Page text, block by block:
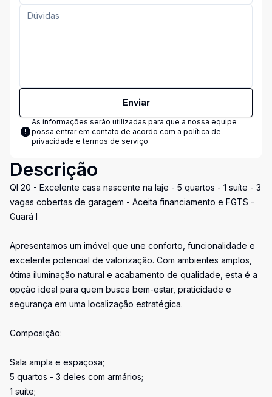
Enviar
As informações serão utilizadas para que a nossa equipe
possa entrar em contato de acordo com a política de
privacidade e termos de serviço
Descrição
QI 20 - Excelente casa nascente na laje - 5 quartos - 1 suíte - 3
vagas cobertas de garagem - Aceita financiamento e FGTS -
Guará I
Apresentamos um imóvel que une conforto, funcionalidade e
excelente potencial de valorização. Com ambientes amplos,
ótima iluminação natural e acabamento de qualidade, esta é a
opção ideal para quem busca bem-estar, praticidade e
segurança em uma localização estratégica.
Composição:
Sala ampla e espaçosa;
5 quartos - 3 deles com armários;
1 suíte;